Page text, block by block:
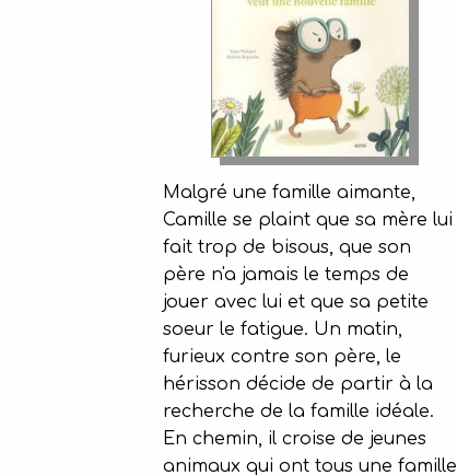
Malgré une famille aimante,
Camille se plaint que sa mère lui
fait trop de bisous, que son
père n'a jamais le temps de
jouer avec lui et que sa petite
soeur le fatigue. Un matin,
furieux contre son père, le
hérisson décide de partir à la
recherche de la famille idéale.
En chemin, il croise de jeunes
animaux qui ont tous une famille